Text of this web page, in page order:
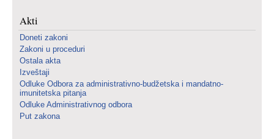
Akti
Doneti zakoni
Zakoni u proceduri
Ostala akta
Izveštaji
Odluke Odbora za administrativno-budžetska i mandatno-
imunitetska pitanja
Odluke Administrativnog odbora
Put zakona